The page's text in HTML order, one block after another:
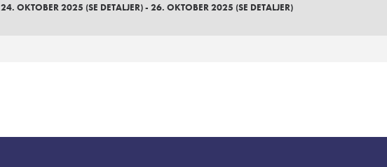
24. OKTOBER 2025 (SE DETALJER) - 26. OKTOBER 2025 (SE DETALJER)